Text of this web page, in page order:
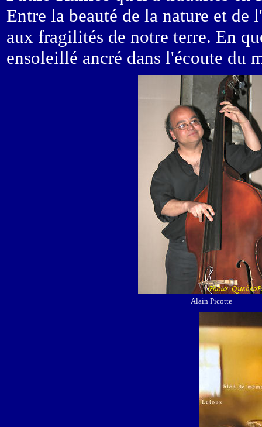
Entre la beauté de la nature et
aux fragilités de notre terre. En
ensoleillé ancré dans l'écoute du
Alain Picotte